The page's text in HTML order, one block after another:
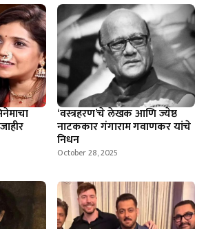
‘वस्त्रहरण’चे लेखक आणि ज्येष्ठ
नाटककार गंगाराम गवाणकर यांचे
निधन
October 28, 2025